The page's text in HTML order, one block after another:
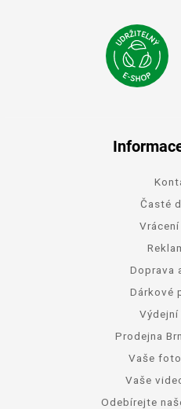
Časté
Doprava
Dárkové
Prodejna
Vaše
Vaše
Odebírejte